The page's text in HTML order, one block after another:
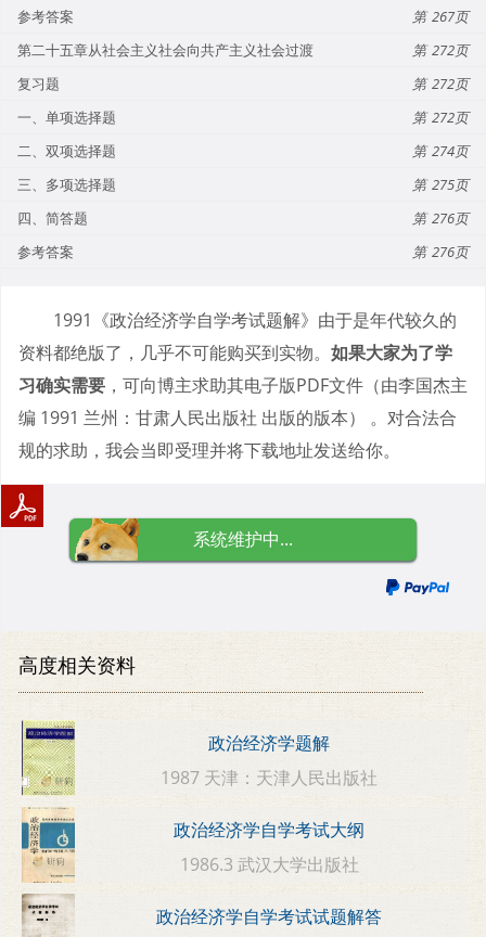
参考答案
267
第二十五章从社会主义社会向共产主义社会过渡
272
复习题
272
一、单项选择题
272
二、双项选择题
274
三、多项选择题
275
四、简答题
276
参考答案
276
1991《政治经济学自学考试题解》由于是年代较久的
资料都绝版了，几乎不可能购买到实物。 如果大家为了学
习确实需要 ，可向博主求助其电子版PDF文件（由李国杰主
编 1991 兰州：甘肃人民出版社 出版的版本） 。对合法合
规的求助，我会当即受理并将下载地址发送给你。
系统维护中...
高度相关资料
政治经济学题解
1987 天津：天津人民出版社
政治经济学自学考试大纲
1986.3 武汉大学出版社
政治经济学自学考试试题解答